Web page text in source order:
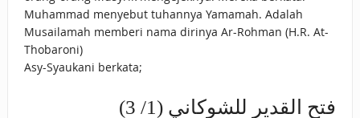
Muhammad menyebut tuhannya Yamamah. Adalah
Musailamah memberi nama dirinya Ar-Rohman (H.R. At-
Thobaroni)
Asy-Syaukani berkata;
فتح القدير للشوكاني (1/ 3)